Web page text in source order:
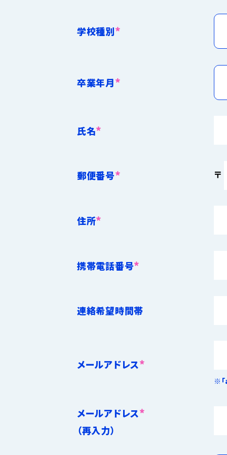
学校種別*
卒業年月*
氏名*
郵便番号* 〒
住所*
携帯電話番号*
連絡希望時間帯
メールアドレス*
※
メールアドレス*
（再入力）